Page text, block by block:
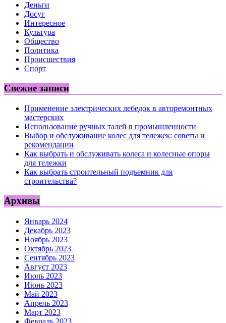
Деньги
Досуг
Интересное
Культура
Общество
Политика
Происшествия
Спорт
Свежие записи
Применение электрических лебедок в авторемонтных
мастерских
Использование ручных талей в промышленности
Выбор и обслуживание колес для тележек: советы и
рекомендации
Как выбрать и обслуживать колеса и колесные опоры
для тележки
Как выбрать строительный подъемник для
строительства?
Архивы
Январь 2024
Декабрь 2023
Ноябрь 2023
Октябрь 2023
Сентябрь 2023
Август 2023
Июль 2023
Июнь 2023
Май 2023
Апрель 2023
Март 2023
Февраль 2023